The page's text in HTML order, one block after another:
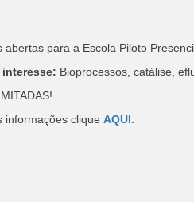
abertas para a Escola Piloto
interesse: Bioprocessos, catálise,
informações clique AQUI